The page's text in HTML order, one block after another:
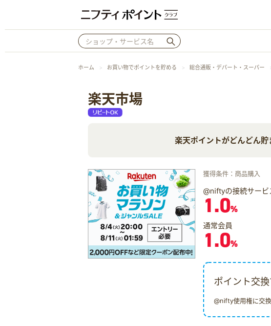
ホーム お買い物でポイントを貯める 総合通販・デパート・スーパー
楽天市場
楽天ポイントがどんどん貯
獲得条件：商品購入
@niftyの接続サー
1.0%
通常会員
1.0%
ポイント交
@nifty使用権に交